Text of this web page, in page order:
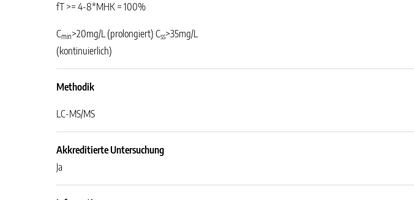
fT >= 4-8*MHK = 100%
Cmin>20mg/L (prolongiert) Css>35mg/L
(kontinuierlich)
Methodik
LC-MS/MS
Akkreditierte Untersuchung
Ja